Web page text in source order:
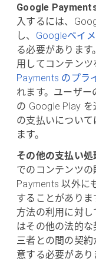
Google Payments
入するには、
し、 Googleペイ
る必要がありま
用してコンテンツ
Payments のプラ
れます。ユーザ
の Google Play
の支払いについ
ます。
その他の支払い処
でのコンテンツ
Payments 以外に
することがあり
方法の利用に対
はその他の法的
三者との間の契
意する必要があ